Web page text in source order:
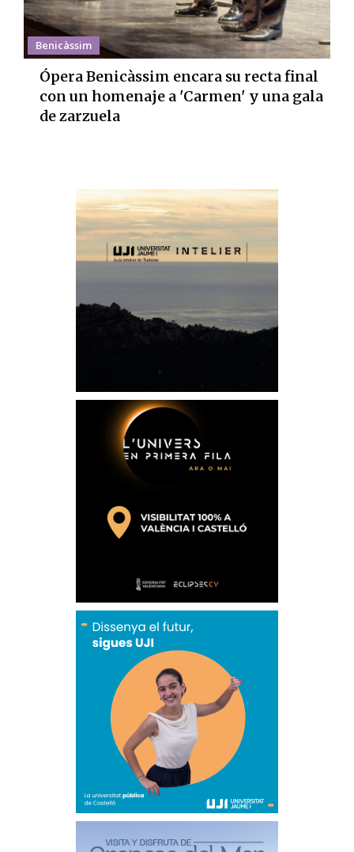
Benicàssim
Ópera Benicàssim encara su recta final
con un homenaje a 'Carmen' y una gala
de zarzuela